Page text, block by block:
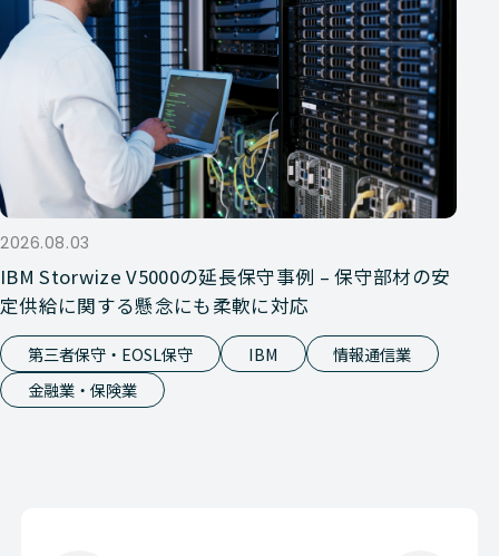
2026.08.03
IBM Storwize V5000の延長保守事例 – 保守部材の安
定供給に関する懸念にも柔軟に対応
第三者保守・EOSL保守 IBM
情報通信業
金融業・保険業